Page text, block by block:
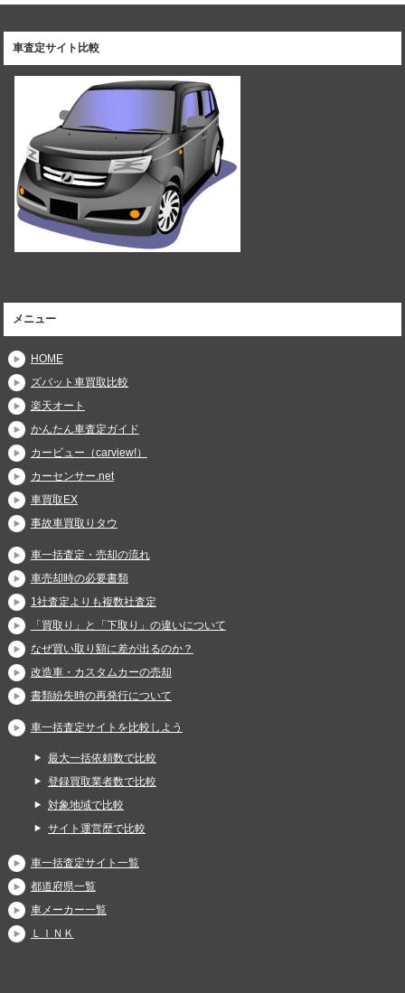
車査定サイト比較
メニュー
HOME
ズバット車買取比較
楽天オート
かんたん車査定ガイド
カービュー（carview!）
カーセンサー.net
車買取EX
事故車買取りタウ
車一括査定・売却の流れ
車売却時の必要書類
1社査定よりも複数社査定
「買取り」と「下取り」の違いについて
なぜ買い取り額に差が出るのか？
改造車・カスタムカーの売却
書類紛失時の再発行について
車一括査定サイトを比較しよう
最大一括依頼数で比較
登録買取業者数で比較
対象地域で比較
サイト運営歴で比較
車一括査定サイト一覧
都道府県一覧
車メーカー一覧
ＬＩＮＫ